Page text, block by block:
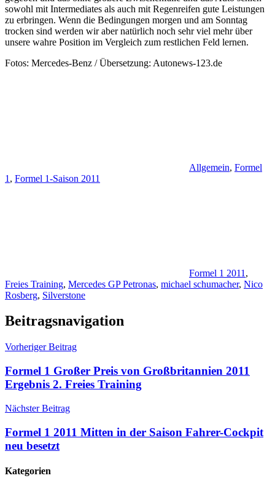
sowohl mit Intermediates als auch mit Regenreifen gute Leistungen
zu erbringen. Wenn die Bedingungen morgen und am Sonntag
trocken sind werden wir aber natürlich noch sehr viel mehr über
unsere wahre Position im Vergleich zum restlichen Feld lernen.
Fotos: Mercedes-Benz / Übersetzung: Autonews-123.de
Allgemein, Formel
1 , Formel 1-Saison 2011
Formel 1 2011 ,
Freies Training, Mercedes GP Petronas, michael schumacher, Nico
Rosberg, Silverstone
Beitragsnavigation
Vorheriger Beitrag
Formel 1 Großer Preis von Großbritannien 2011
Ergebnis 2. Freies Training
Nächster Beitrag
Formel 1 2011 Mitten in der Saison Fahrer-Cockpit
neu besetzt
Kategorien